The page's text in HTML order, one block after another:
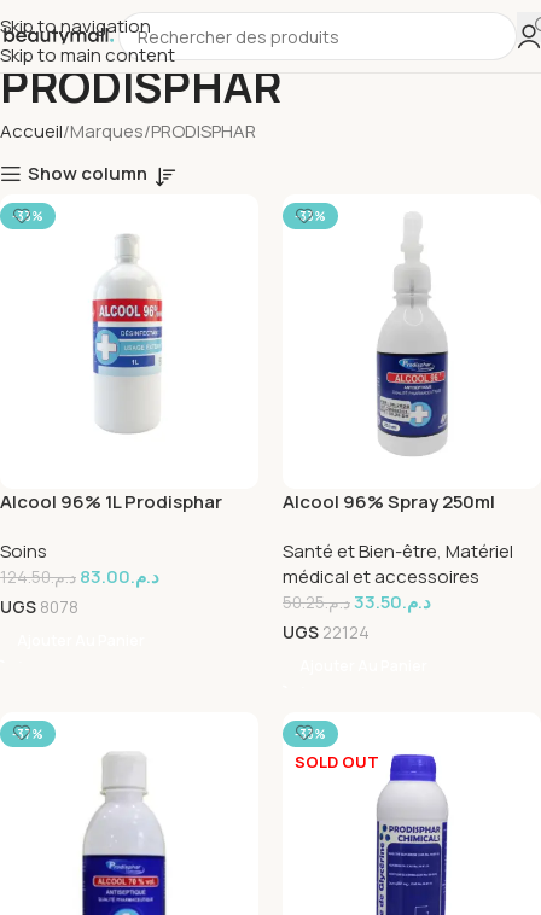
Skip to navigation
Skip to main content
PRODISPHAR
Accueil Marques PRODISPHAR
Show column
-33%
Alcool 96% 1L Prodisphar
Soins
د.م.124.50 د.م.83.00
UGS 8078
-33%
Alcool 96% Spray 250ml
Santé et Bien-être, Matériel
médical et accessoires
د.م.50.25 د.م.33.50
UGS 22124
-37% -33%
SOLD OUT